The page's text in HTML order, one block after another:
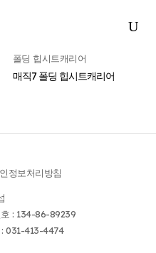
폴딩 힙시트캐리어
매직7 폴딩 힙시트캐리어
정보처리방침
: 134-86-89239
031-413-4474